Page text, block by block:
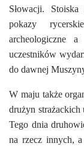
Słowacji.
pokazy
archeologiczne
uczestników
do dawnej
W maju także
drużyn
Tego dnia
na rzecz innych,